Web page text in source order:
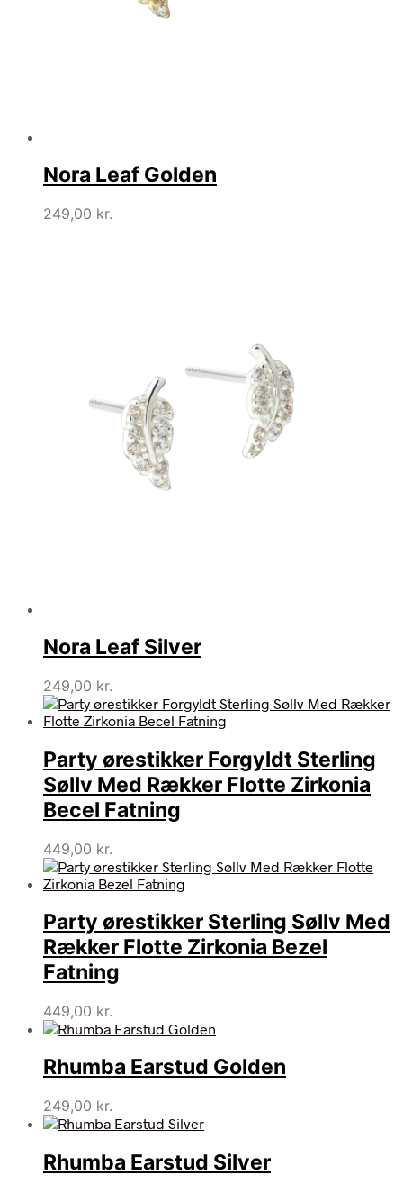
Nora Leaf Golden
249,00 kr.
Nora Leaf Silver
249,00 kr.
Party ørestikker Forgyldt Sterling
Søllv Med Rækker Flotte Zirkonia
Becel Fatning
449,00 kr.
Party ørestikker Sterling Søllv Med
Rækker Flotte Zirkonia Bezel
Fatning
449,00 kr.
Rhumba Earstud Golden
249,00 kr.
Rhumba Earstud Silver